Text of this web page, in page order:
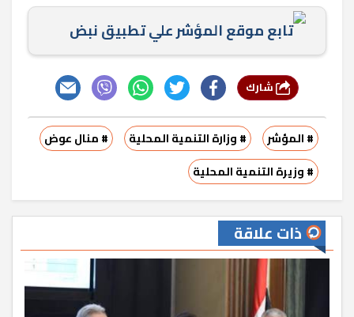
تابع موقع المؤشر علي تطبيق نبض
# المؤشر # وزارة التنمية المحلية
# منال عوض
# وزيرة التنمية المحلية
ذات علاقة